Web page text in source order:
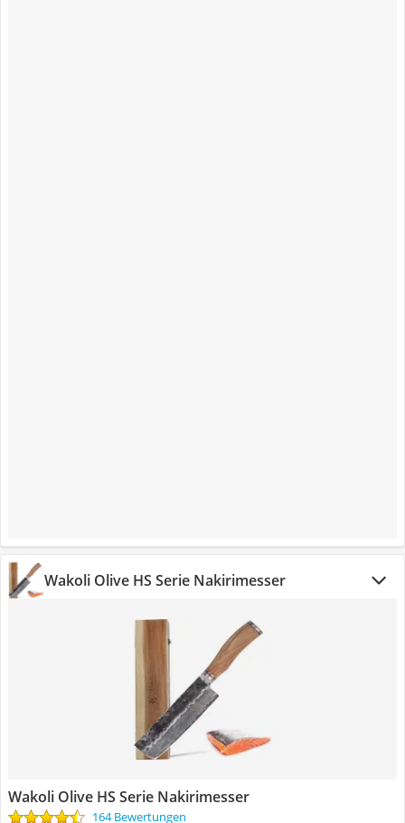
Wakoli Olive HS Serie Nakirimesser
Wakoli Olive HS Serie Nakirimesser
164 Bewertungen